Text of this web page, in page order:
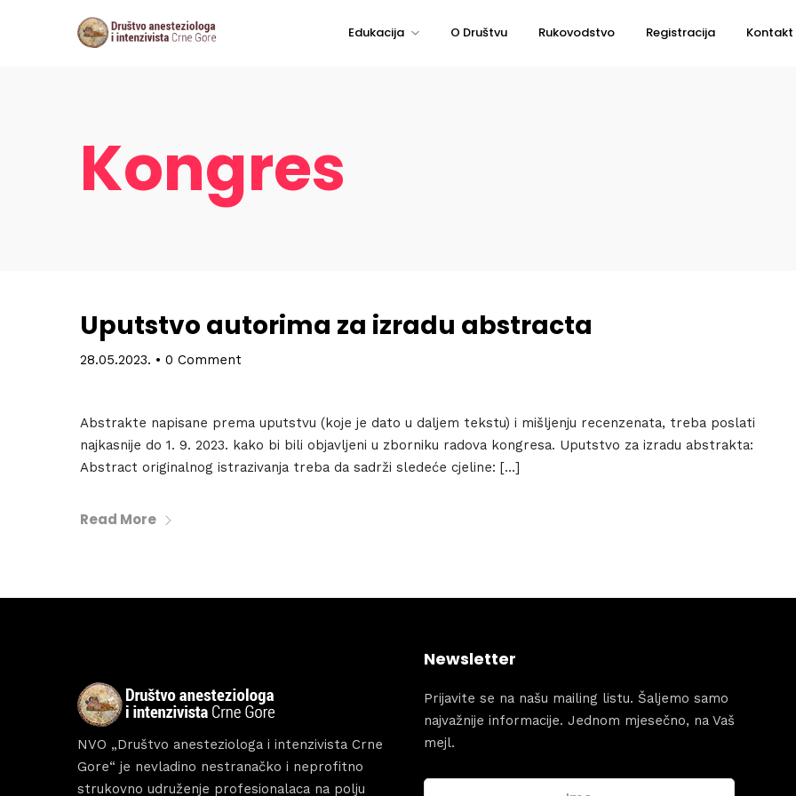
Edukacija O Društvu Rukovodstvo Registracija Kontakt
Kongres
Uputstvo autorima za izradu abstracta
28.05.2023. • 0 Comment
Abstrakte napisane prema uputstvu (koje je dato u daljem tekstu) i mišljenju recenzenata, treba poslati
najkasnije do 1. 9. 2023. kako bi bili objavljeni u zborniku radova kongresa. Uputstvo za izradu abstrakta:
Abstract originalnog istrazivanja treba da sadrži sledeće cjeline: […]
Read More
NVO „Društvo anesteziologa i intenzivista Crne
Gore“ je nevladino nestranačko i neprofitno
strukovno udruženje profesionalaca na polju
Newsletter
Prijavite se na našu mailing listu. Šaljemo samo
najvažnije informacije. Jednom mjesečno, na Vaš
mejl.
Home
Speakers
About
December
Get